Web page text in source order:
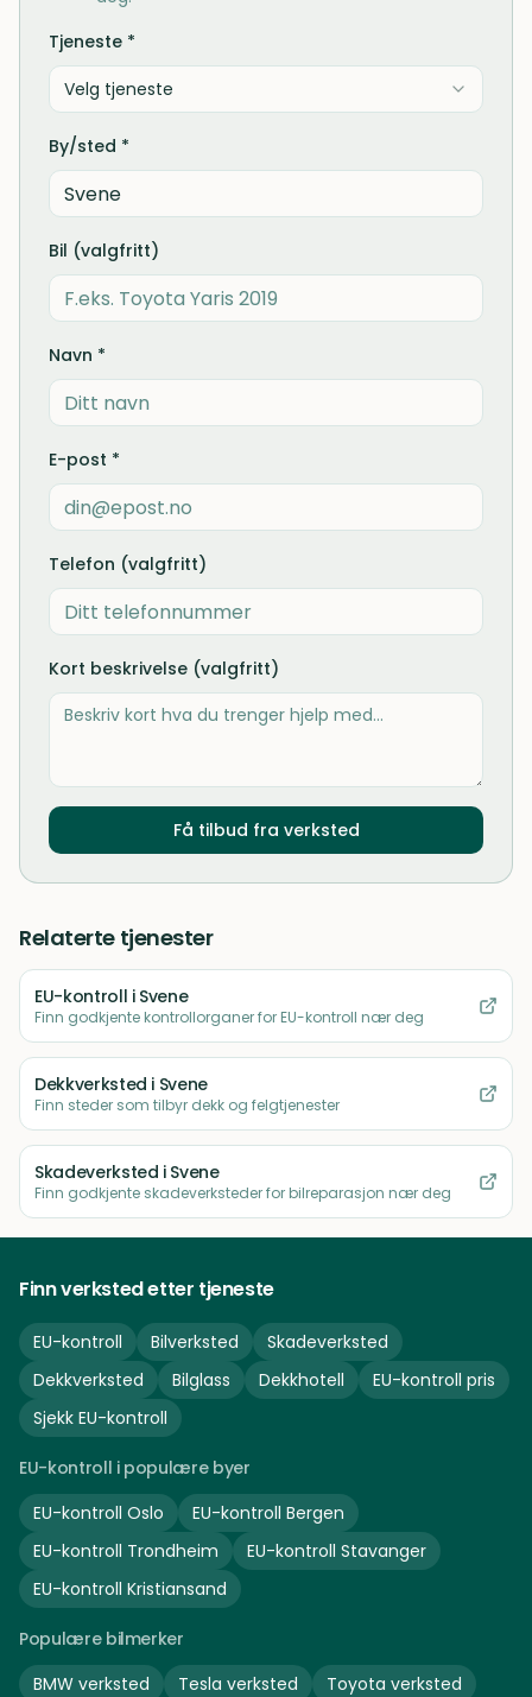
Tjeneste *
Velg tjeneste
By/sted *
Bil (valgfritt)
Navn *
E-post *
Telefon (valgfritt)
Kort beskrivelse (valgfritt)
Få tilbud fra verksted
Relaterte tjenester
EU-kontroll i Svene
Finn godkjente kontrollorganer for EU-kontroll nær deg
Dekkverksted i Svene
Finn steder som tilbyr dekk og felgtjenester
Skadeverksted i Svene
Finn godkjente skadeverksteder for bilreparasjon nær deg
Finn verksted etter tjeneste
EU-kontroll Bilverksted
Skadeverksted
Dekkverksted
Bilglass Dekkhotell
EU-kontroll pris
Sjekk EU-kontroll
EU-kontroll i populære byer
EU-kontroll Oslo EU-kontroll Bergen
EU-kontroll Trondheim EU-kontroll Stavanger
EU-kontroll Kristiansand
Populære bilmerker
BMW verksted Tesla verksted Toyota verksted